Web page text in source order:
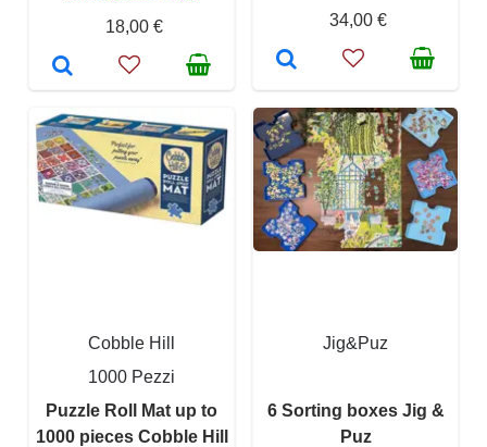
18,00 €
34,00 €
Cobble Hill
1000 Pezzi
Puzzle Roll Mat up to
1000 pieces Cobble Hill
Jig&Puz
6 Sorting boxes Jig &
Puz